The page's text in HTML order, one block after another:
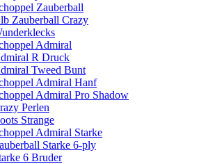
Zauberball
Zauberball Crazy
Admiral
R Druck
Tweed Bunt
Admiral Hanf
Admiral Pro Shadow
Perlen
Strange
Admiral Starke
Starke 6-ply
6 Bruder